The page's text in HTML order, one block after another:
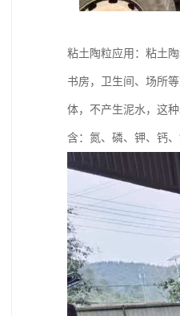
粘土陶粒应用：粘土
书房，卫生间、场所
体，不产生泥水，这
含：氮、磷、钾、钙